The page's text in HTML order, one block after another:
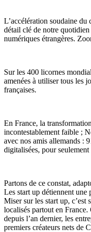
L’accélération soudaine
détail clé de notre
numériques étrangères.
Sur les 400 licornes
amenées à utiliser tous les
françaises.
En France, la
incontestablement faible ;
avec nos amis allemands :
digitalisées, pour
Partons de ce constat,
Les start up détiennent une
Miser sur les start up, c’est
localisés partout en France.
depuis l’an dernier, les
premiers créateurs nets de